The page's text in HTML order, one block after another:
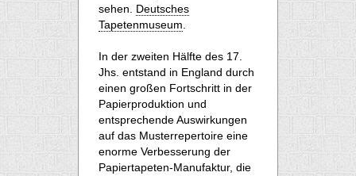
sehen. Deutsches
Tapetenmuseum
In der zweiten Hälfte des 17.
Jhs. entstand in England durch
einen großen Fortschritt in der
Papierproduktion und
entsprechende Auswirkungen
auf das Musterrepertoire eine
enorme Verbesserung der
Papiertapeten-Manufaktur, die